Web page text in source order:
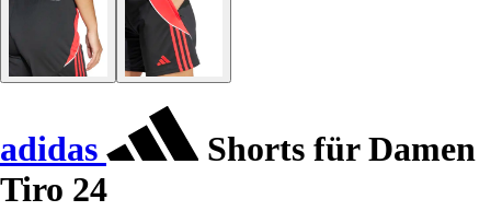
adidas
Shorts für Damen
Tiro 24